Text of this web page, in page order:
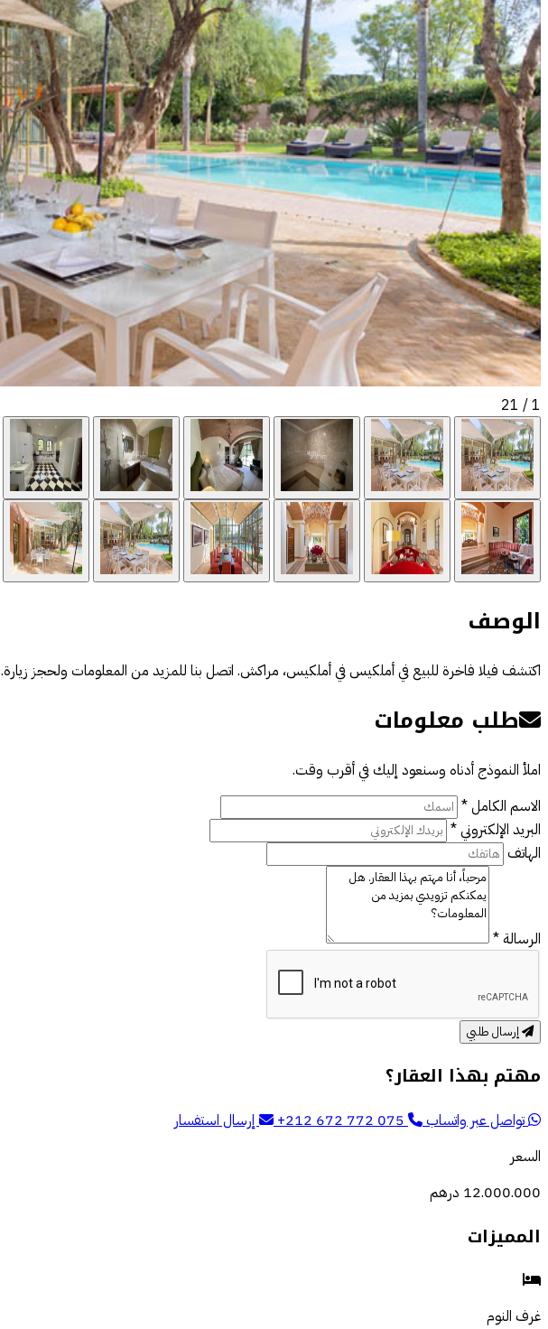
1
/ 21
الوصف
اكتشف فيلا فاخرة للبيع في أملكيس في أملكيس، مراكش. اتصل بنا للمزيد من المعلومات ولحجز زيارة.
طلب معلومات
املأ النموذج أدناه وسنعود إليك في أقرب وقت.
الاسم الكامل *
البريد الإلكتروني *
الهاتف
الرسالة *
إرسال طلبي
مهتم بهذا العقار؟
تواصل عبر واتساب +212 672 772 075
إرسال استفسار
السعر
12.000.000 درهم
المميزات
غرف النوم